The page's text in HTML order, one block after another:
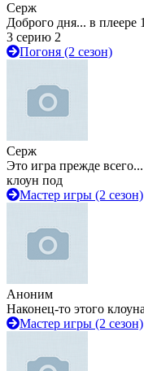
Серж
Доброго дня... в плеере
3 серию 2
Погоня (2 сезон)
Серж
Это игра прежде
клоун под
Мастер игры (2 сезон)
Аноним
Наконец-то этого
Мастер игры (2 сезон)